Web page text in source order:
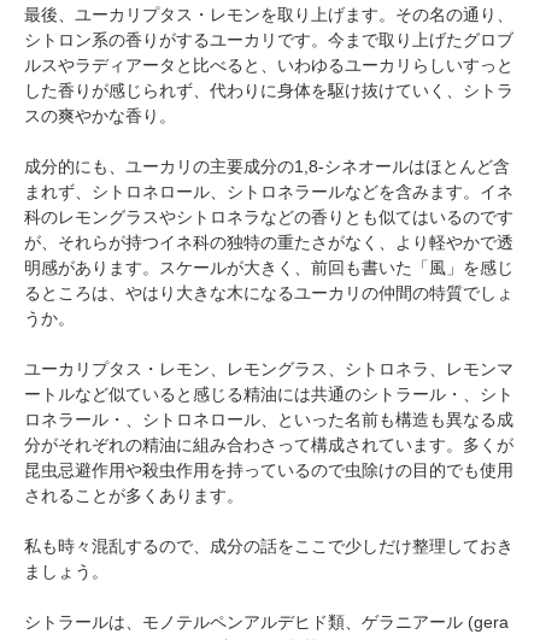
最後、ユーカリプタス・レモンを取り上げます。その名の通り、
シトロン系の香りがするユーカリです。今まで取り上げたグロブ
ルスやラディアータと比べると、いわゆるユーカリらしいすっと
した香りが感じられず、代わりに身体を駆け抜けていく、シトラ
スの爽やかな香り。
成分的にも、ユーカリの主要成分の1,8-シネオールはほとんど含
まれず、シトロネロール、シトロネラールなどを含みます。イネ
科のレモングラスやシトロネラなどの香りとも似てはいるのです
が、それらが持つイネ科の独特の重たさがなく、より軽やかで透
明感があります。スケールが大きく、前回も書いた「風」を感じ
るところは、やはり大きな木になるユーカリの仲間の特質でしょ
うか。
ユーカリプタス・レモン、レモングラス、シトロネラ、レモンマ
ートルなど似ていると感じる精油には共通のシトラール・、シト
ロネラール・、シトロネロール、といった名前も構造も異なる成
分がそれぞれの精油に組み合わさって構成されています。多くが
昆虫忌避作用や殺虫作用を持っているので虫除けの目的でも使用
されることが多くあります。
私も時々混乱するので、成分の話をここで少しだけ整理しておき
ましょう。
シトラールは、モノテルペンアルデヒド類、ゲラニアール (gera